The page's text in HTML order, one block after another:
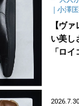
｜小澤
【ヴ
い美し
「ロ
2026.7.30